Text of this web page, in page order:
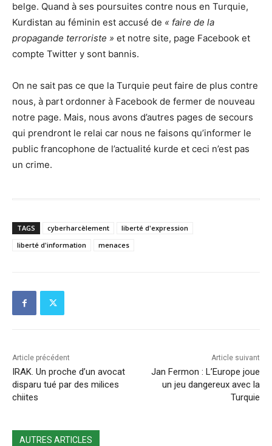
belge. Quand à ses poursuites contre nous en Turquie,
Kurdistan au féminin est accusé de « faire de la
propagande terroriste » et notre site, page Facebook et
compte Twitter y sont bannis.
On ne sait pas ce que la Turquie peut faire de plus contre
nous, à part ordonner à Facebook de fermer de nouveau
notre page. Mais, nous avons d’autres pages de secours
qui prendront le relai car nous ne faisons qu’informer le
public francophone de l’actualité kurde et ceci n’est pas
un crime.
TAGS cyberharcèlement
liberté d'expression
liberté d'information
menaces
Article précédent
IRAK. Un proche d’un avocat
disparu tué par des milices
chiites
Article suivant
Jan Fermon : L’Europe joue
un jeu dangereux avec la
Turquie
AUTRES ARTICLES